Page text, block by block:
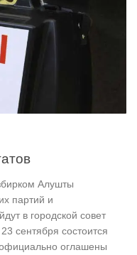
Алушты
партий и
в городской совет
сентября состоится
официально оглашены